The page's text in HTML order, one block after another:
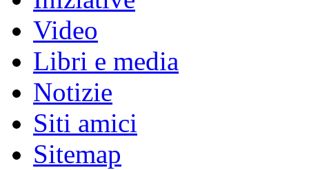
Video
Libri e media
Notizie
Siti amici
Sitemap